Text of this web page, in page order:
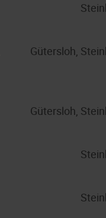
Gütersloh,
Gütersloh,